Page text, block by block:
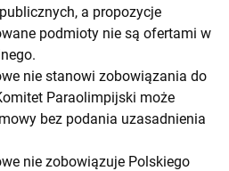
a propozycje
podmioty nie są ofertami w
nie stanowi zobowiązania do
Paraolimpijski może
bez podania uzasadnienia
nie zobowiązuje Polskiego